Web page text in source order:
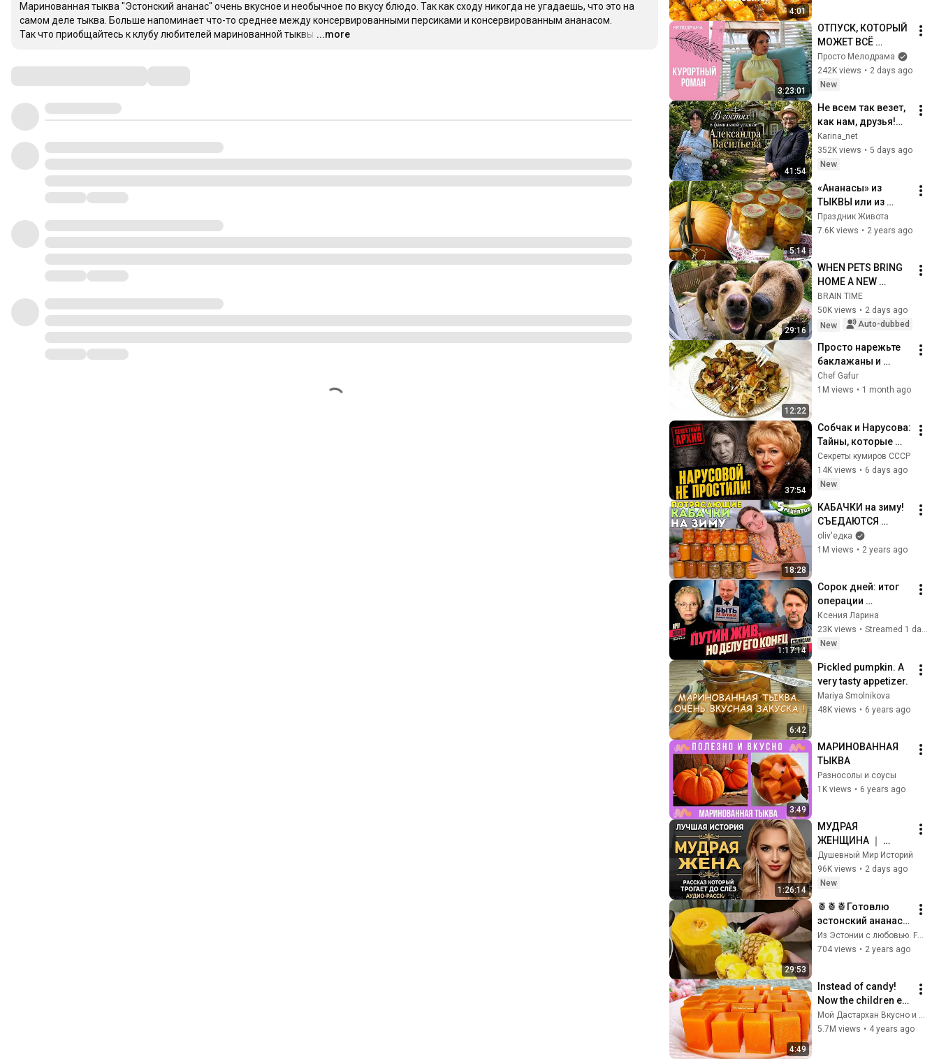
Маринованная тыква "Эстонский ананас" очень вкусное и необычное по вкусу блюдо. Так как сходу никогда не угадаешь, что это на
самом деле тыква. Больше напоминает что-то среднее между консервированными персиками и консервированным ананасом.
Так что приобщайтесь к клубу любителей маринованной тыквы :)…
...more
4:01
3:23:01
ОТПУСК, КОТОРЫЙ
МОЖЕТ ВСЁ
ИЗМЕНИТЬ!
Курортный роман.
Все серии
Просто Мелодрама
242K views • 2 days ago
New
41:54
Не всем так везет,
как нам, друзья!
Мы в фамильном
поместье
Александра
.
Karina_net
352K views • 5 days ago
New
5:14
«Ананасы» из
ТЫКВЫ или из
старых КАБАЧКОВ
на зиму, без
ананас
Праздник Живота
7.6K views • 2 years ago
29:16
WHEN PETS BRING
HOME A NEW
FRIEND
BRAIN TIME
50K views • 2 days ago
New
Auto-dubbed
12:22
Просто нарежьте
баклажаны и
добавьте 1 яйцо!
Минимум Масла!
мяса!
Chef Gafur
1M views • 1 month ago
37:54
Собчак и Нарусова:
Тайны, которые
пытались стереть
из истории
Секреты кумиров СССР
14K views • 6 days ago
New
18:28
КАБАЧКИ на зиму!
СЪЕДАЮТСЯ
БЫСТРО, главное
успеть закатать!
Оливьедка
oliv'едка
1M views • 2 years ago
1:17:14
Сорок дней: итог
операции
Зеленского; Трамп,
где Patriot?!; пляжи
войны открыты
Ксения Ларина
23K views •
Streamed 1 day ago
New
6:42
Pickled pumpkin. A
very tasty appetizer.
Mariya Smolnikova
48K views • 6 years ago
3:49
МАРИНОВАННАЯ
ТЫКВА
Разносолы и соусы
1K views • 6 years ago
1:26:14
МУДРАЯ
ЖЕНЩИНА ｜
Рассказ, который
трогает до
глубины души.
история ｜ Аудио
рассказ.
Душевный Мир Историй
96K views • 2 days ago
New
29:53
🍍🍍🍍Готовлю
эстонский ананас и
много
разговариваю.
Из Эстонии с любовью. Family channel
704 views • 2 years ago
4:49
Instead of candy!
Now the children eat
Pumpkin with
pleasure. Pumpkin
Мой Дастархан Вкусно и Быстро
5.7M views • 4 years ago